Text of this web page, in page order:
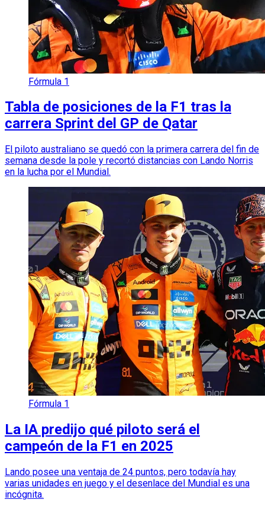
Fórmula 1
Tabla de posiciones de la F1 tras la
carrera Sprint del GP de Qatar
El piloto australiano se quedó con la primera carrera del fin de
semana desde la pole y recortó distancias con Lando Norris
en la lucha por el Mundial.
Fórmula 1
La IA predijo qué piloto será el
campeón de la F1 en 2025
Lando posee una ventaja de 24 puntos, pero todavía hay
varias unidades en juego y el desenlace del Mundial es una
incógnita.